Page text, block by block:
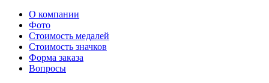
О компании
Фото
Стоимость медалей
Стоимость значков
Форма заказа
Вопросы